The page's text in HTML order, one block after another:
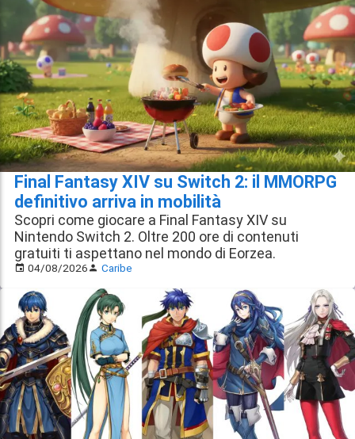
Final Fantasy XIV su Switch 2: il MMORPG
definitivo arriva in mobilità
Scopri come giocare a Final Fantasy XIV su
Nintendo Switch 2. Oltre 200 ore di contenuti
gratuiti ti aspettano nel mondo di Eorzea.
04/08/2026 Caribe